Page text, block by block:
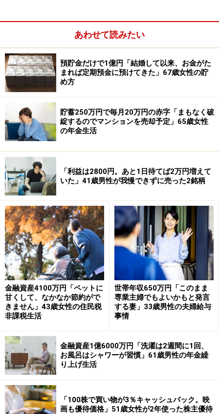
ちなみに、直近の夏ボーナスの推移は「2025年は50万
「残業が少なく仕事の負担が軽いので、ボ
ーナス額に納得している」
今の仕事内容にボーナス額が見合っているかとの問いに
は、「見合っている」と投稿者。
その理由として「近年はあまり残業しておらず、仕事の
負担が少ないので妥当だと考えています」とコメント。
また「たまに上司からよい評価がもらえて、ボーナスが
基準額より多く支給されるのがうれしい」と語っていま
す。
「予算20万円前後で、海外国内問わず旅行
に行きたい」
今回のボーナスは旅行に充てる予定とあり、具体的には
「予算20万円前後で海外国内問わず旅行に行きたい。昨
あわせて読みたい
預貯金だけで1億円「結婚して以来、お金がた
まれば定期預金に預けてきた」67歳女性の貯
め方
貯蓄250万円で毎月20万円の赤字「まもなく破
綻するのでマンションを売却予定」65歳女性
の年金生活
「利益は2800円。あと1日待てば2万円増えて
いた」41歳男性が我慢できずに売った2銘柄
金融資産4100万円「ペットに
甘くして、なかなか節約がで
きません」43歳女性の住民税
非課税生活
世帯年収650万円「このまま
専業主婦でもよいかもと発言
する妻」33歳男性の夫婦給与
事情
金融資産1億6000万円「洗濯は2週間に1回、
お風呂はシャワーが習慣」61歳男性の年金繰
り上げ生活
「100株で買い物が3％キャッシュバック。映
画も優待価格」51歳女性が2年使った株主優待